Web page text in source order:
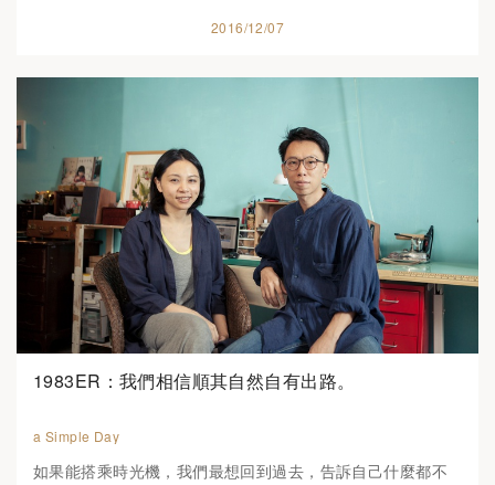
2016/12/07
1983ER：我們相信順其自然自有出路。
a Simple Day
如果能搭乘時光機，我們最想回到過去，告訴自己什麼都不